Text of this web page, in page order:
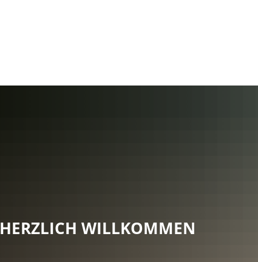
HERZLICH WILLKOMMEN